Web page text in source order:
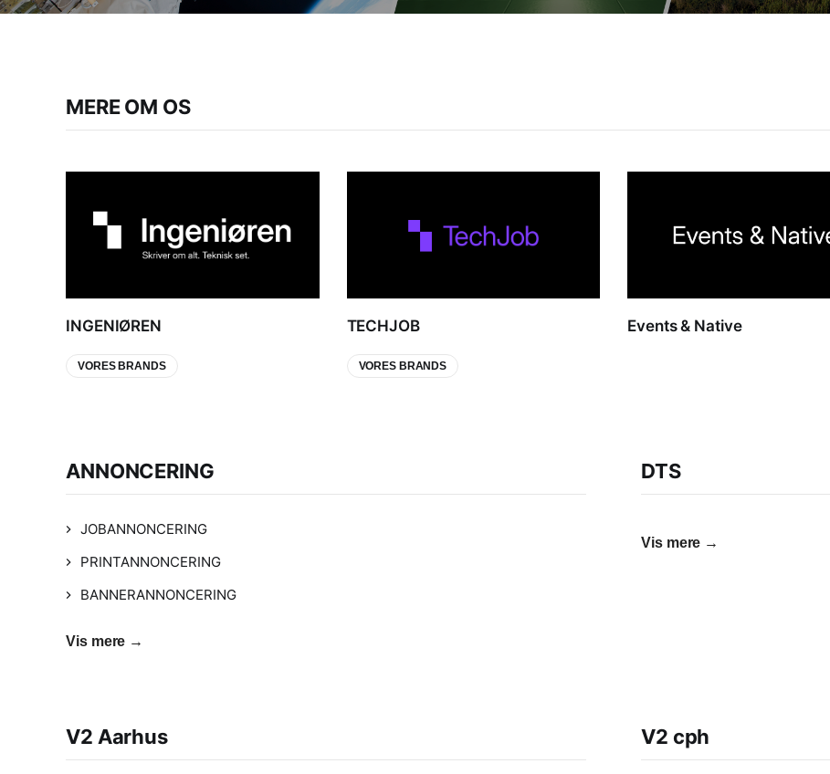
MERE OM OS
INGENIØREN
VORES BRANDS
TECHJOB
VORES BRANDS
Events & Native
ANNONCERING
JOBANNONCERING
PRINTANNONCERING
BANNERANNONCERING
Vis mere →
DTS
Vis mere →
V2 Aarhus V2 cph